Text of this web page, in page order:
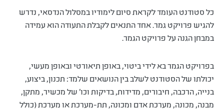
כל סטודנט העומד לקראת סיום לימודיו במסלול הנדסאי, נדרש
להגיש פרויקט גמר. אחד התנאים לקבלת התעודה הוא עמידה
במבחן הגנה על פרויקט הגמר.
בפרויקט הגמר בא לידי ביטוי, באופן תיאורטי ובאופן מעשי,
יכולתו של הסטודנט לשלב בין הנושאים שלמד: תכנון, ביצוע,
בנייה, הרכבה, חיבורים, מדידות, בדיקות וכו' של מכשיר, מתקן,
מבנה, מכונה, מערכת אדם ומכונה, תת-מערכת או מערכת (כולל